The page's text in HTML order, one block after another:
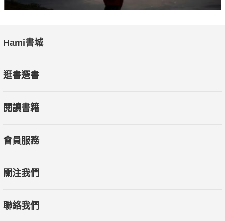
Hami書城
逛書選書
閱讀書籍
會員服務
關注我們
聯絡我們